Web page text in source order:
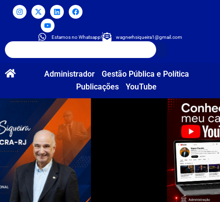
Estamos no Whatsapp! wagnerhsiqueira1@gmail.com
Administrador
Gestão Pública e Política
Publicações
YouTube